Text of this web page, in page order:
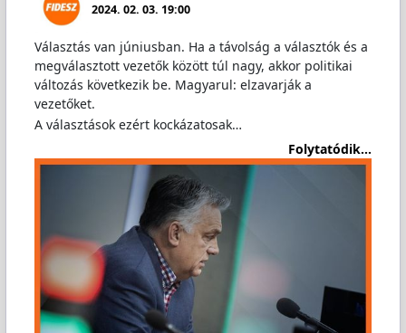
2024. 02. 03. 19:00
Választás van júniusban. Ha a távolság a választók és a
megválasztott vezetők között túl nagy, akkor politikai
változás következik be. Magyarul: elzavarják a
vezetőket.
A választások ezért kockázatosak…
Folytatódik...